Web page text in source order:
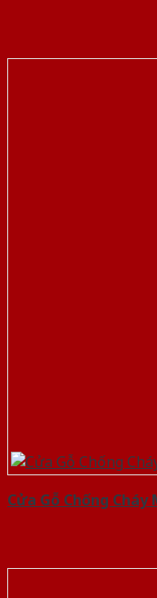
Cửa Gỗ Chống Cháy